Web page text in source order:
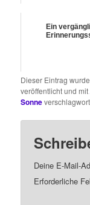
Ein
Dieser Eintrag
veröffentlicht und mit
Sonne
Deine E-Mail-
Erforderliche